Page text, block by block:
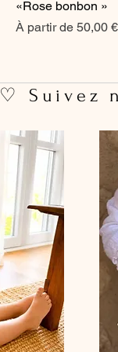
«Rose bonbon »
À partir de 50,00 €
Prix promotionnel
♡ Suivez